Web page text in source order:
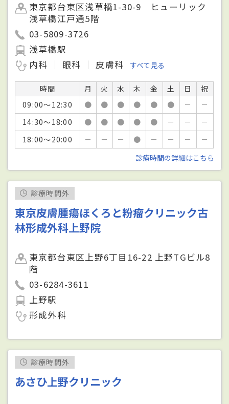
東京都台東区浅草橋1-30-9 ヒューリック
浅草橋江戸通5階
03-5809-3726
浅草橋駅
内科
眼科 皮膚科 すべて見る
時間 月 火 水 木 金 土 日
祝
09:00～12:30
● ● ● ● ● ● －
－
14:30～18:00
● ● ● ● ● － －
－
18:00～20:00
－ － － ● － － －
－
診療時間の詳細はこちら
診療時間外
東京皮膚腫瘍ほくろと粉瘤クリニック古
林形成外科上野院
東京都台東区上野6丁目16-22 上野TGビル8
階
03-6284-3611
上野駅
形成外科
診療時間外
あさひ上野クリニック